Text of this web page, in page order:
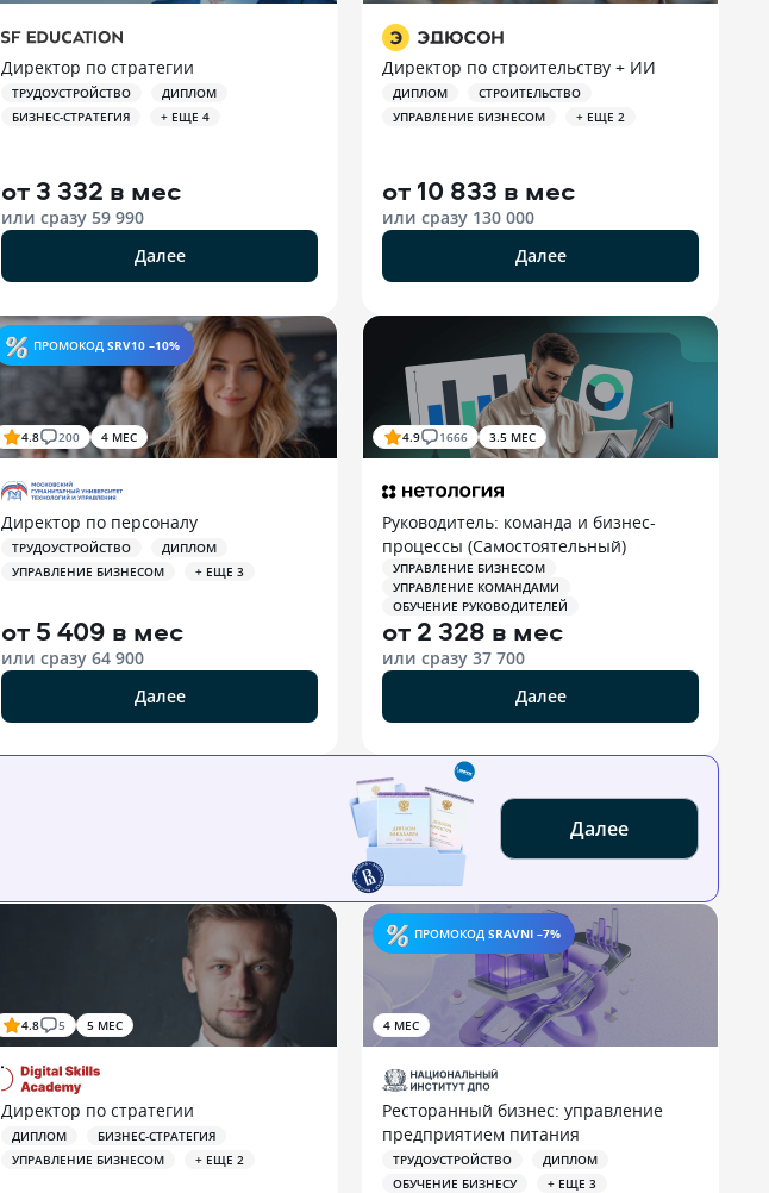
Директор по стратегии
ТРУДОУСТРОЙСТВО
ДИПЛОМ
БИЗНЕС-СТРАТЕГИЯ
+ ЕЩЕ 4
от 3 332 в мес
или сразу 59 990
Далее
Директор по строительству + ИИ
ДИПЛОМ
СТРОИТЕЛЬСТВО
УПРАВЛЕНИЕ БИЗНЕСОМ
+ ЕЩЕ 2
от 10 833 в мес
или сразу 130 000
Далее
ПРОМОКОД SRV10 –10%
4.8 200 4 МЕС
Директор по персоналу
ТРУДОУСТРОЙСТВО
ДИПЛОМ
УПРАВЛЕНИЕ БИЗНЕСОМ
+ ЕЩЕ 3
от 5 409 в мес
или сразу 64 900
Далее
4.9 1666 3.5 МЕС
Руководитель: команда и бизнес-
процессы (Самостоятельный)
УПРАВЛЕНИЕ БИЗНЕСОМ
УПРАВЛЕНИЕ КОМАНДАМИ
ОБУЧЕНИЕ РУКОВОДИТЕЛЕЙ
от 2 328 в мес
или сразу 37 700
Далее
Далее
4.8 5 5 МЕС
Директор по стратегии
ДИПЛОМ
БИЗНЕС-СТРАТЕГИЯ
УПРАВЛЕНИЕ БИЗНЕСОМ
+ ЕЩЕ 2
ПРОМОКОД SRAVNI –7%
4 МЕС
Ресторанный бизнес: управление
предприятием питания
ТРУДОУСТРОЙСТВО
ДИПЛОМ
ОБУЧЕНИЕ БИЗНЕСУ
+ ЕЩЕ 3